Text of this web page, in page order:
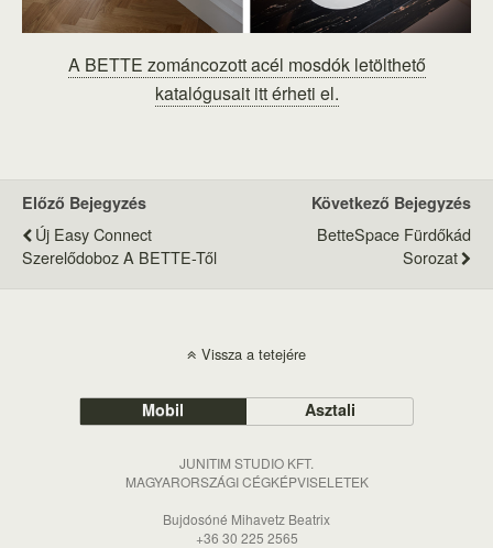
A BETTE zománcozott acél mosdók letölthető
katalógusait itt érheti el.
Előző Bejegyzés
Új Easy Connect
Szerelődoboz A BETTE-Től
Következő Bejegyzés
BetteSpace Fürdőkád
Sorozat
Vissza a tetejére
Mobil Asztali
JUNITIM STUDIO KFT.
MAGYARORSZÁGI CÉGKÉPVISELETEK
Bujdosóné Mihavetz Beatrix
+36 30 225 2565